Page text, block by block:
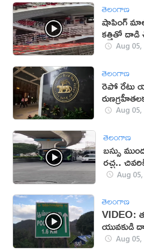
తెలంగాణ
షాపింగ్
కత్తితో దాడి
(వీడియో)
Aug 05,
తెలంగాణ
రెపో రేటు
Aug 05,
తెలంగాణ
బస్సు
రచ్చ..
Aug 05,
తెలంగాణ
VIDEO:
యువకుడి
Aug 05,